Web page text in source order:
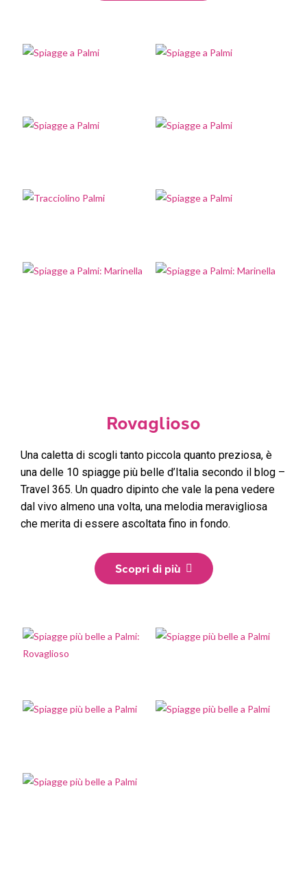
Rovaglioso
Una caletta di scogli tanto piccola quanto preziosa, è
una delle 10 spiagge più belle d’Italia secondo il blog –
Travel 365. Un quadro dipinto che vale la pena vedere
dal vivo almeno una volta, una melodia meravigliosa
che merita di essere ascoltata fino in fondo.
Scopri di più